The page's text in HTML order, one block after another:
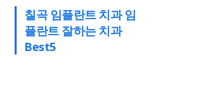
칠곡 임플란트 치과 임
플란트 잘하는 치과
Best5